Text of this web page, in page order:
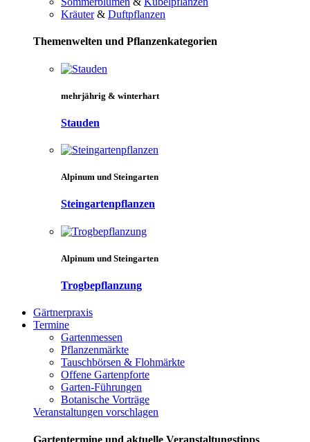
Kräuter& Duftpflanzen
Themenwelten und Pflanzenkategorien
mehrjährig & winterhart
Stauden
Alpinum und Steingarten
Steingartenpflanzen
Alpinum und Steingarten
Trogbepflanzung
Gärtnerpraxis
Termine
Gartenmessen
Pflanzenmärkte
Tauschbörsen & Flohmärkte
Offene Gartenpforte
Garten-Führungen
Botanische Vorträge
Veranstaltungen vorschlagen
Gartentermine und aktuelle Veranstaltungstipps